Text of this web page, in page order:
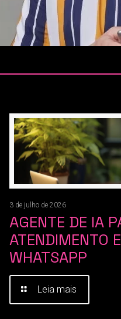
3 de julho de 2026
AGENTE DE IA
ATENDIMENTO
WHATSAPP
Leia mais